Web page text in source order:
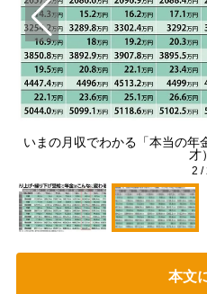
いまの月収でわかる「本当の年
才）
2 /
本文